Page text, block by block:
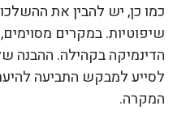
כמו כן, יש להבין את
שיפוטיות. במקרים
הדינמיקה בקהילה. ההבנה
לסייע למבקש התביעה
המקרה.